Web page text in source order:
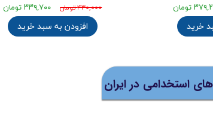
تومان
خرید
۴۳۰,۰۰۰ تومان ۳۳۹,۷۰۰ تومان
افزودن به سبد خرید
استخدامی در ایران